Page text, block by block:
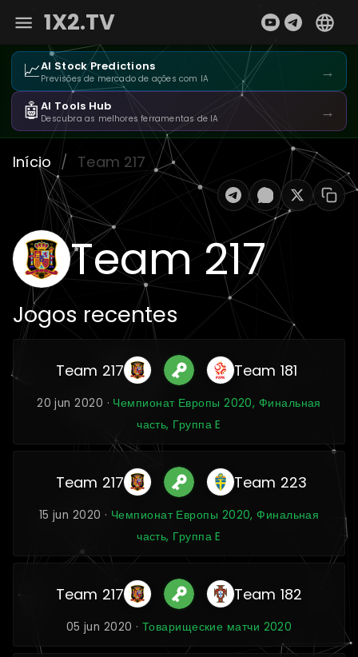
1X2.TV
📈AI Stock Predictions
Previsões de mercado de ações com IA →
🤖AI Tools Hub
Descubra as melhores ferramentas de IA →
Início / Team 217
Team 217
Jogos recentes
Team 217 Team 181
20 jun 2020 · Чемпионат Европы 2020, Финальная
часть, Группа E
Team 217 Team 223
15 jun 2020 · Чемпионат Европы 2020, Финальная
часть, Группа E
Team 217 Team 182
05 jun 2020 · Товарищеские матчи 2020